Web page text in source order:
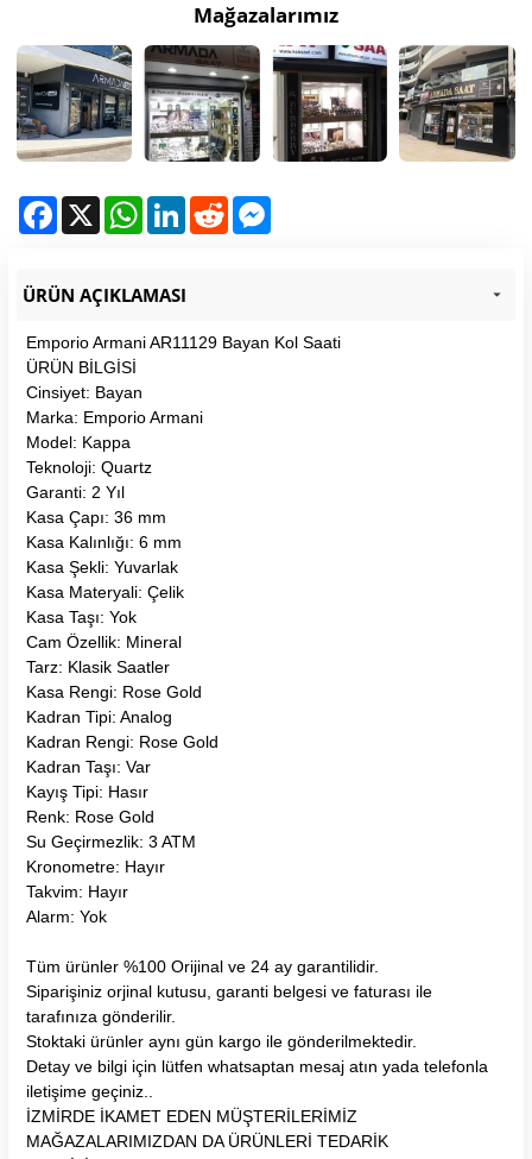
Mağazalarımız
Facebook
X WhatsAppLinkedInReddit
ÜRÜN AÇIKLAMASI
Emporio Armani AR11129 Bayan Kol Saati
ÜRÜN BİLGİSİ
Cinsiyet: Bayan
Marka: Emporio Armani
Model: Kappa
Teknoloji: Quartz
Garanti: 2 Yıl
Kasa Çapı: 36 mm
Kasa Kalınlığı: 6 mm
Kasa Şekli: Yuvarlak
Kasa Materyali: Çelik
Kasa Taşı: Yok
Cam Özellik: Mineral
Tarz: Klasik Saatler
Kasa Rengi: Rose Gold
Kadran Tipi: Analog
Kadran Rengi: Rose Gold
Kadran Taşı: Var
Kayış Tipi: Hasır
Renk: Rose Gold
Su Geçirmezlik: 3 ATM
Kronometre: Hayır
Takvim: Hayır
Alarm: Yok
Tüm ürünler %100 Orijinal ve 24 ay garantilidir.
Siparişiniz orjinal kutusu, garanti belgesi ve faturası ile
tarafınıza gönderilir.
Stoktaki ürünler aynı gün kargo ile gönderilmektedir.
Detay ve bilgi için lütfen whatsaptan mesaj atın yada telefonla
iletişime geçiniz..
İZMİRDE İKAMET EDEN MÜŞTERİLERİMİZ
MAĞAZALARIMIZDAN DA ÜRÜNLERİ TEDARİK